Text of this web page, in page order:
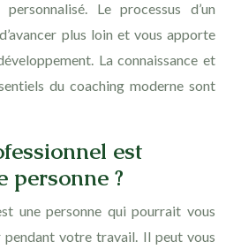
Le processus d’un
plus loin et vous apporte
La connaissance et
du coaching moderne sont
est
personne ?
une personne qui pourrait vous
votre travail. Il peut vous